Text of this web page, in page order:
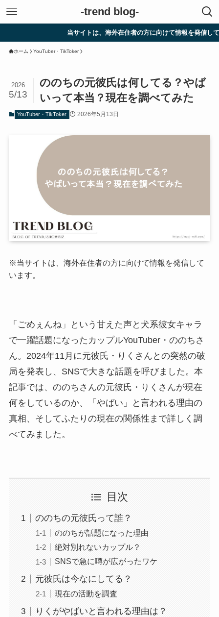
-trend blog-
当サイトは、海外在住者の方に向けて情報を発信しています。
ホーム YouTuber・TikToker
ののちの元彼氏は何してる？やば
いって本当？現在を調べてみた
2026
5/13
YouTuber・TikToker 2026年5月13日
※当サイトは、海外在住者の方に向けて情報を発信して
います。
「ごめぇんね」という甘えた声と犬系彼女キャラ
で一躍話題になったカップルYouTuber・ののちさ
ん。2024年11月に元彼氏・りくさんとの突然の破
局を発表し、SNSで大きな話題を呼びました。本
記事では、ののちさんの元彼氏・りくさんが現在
何をしているのか、「やばい」と言われる理由の
真相、そしてふたりの現在の関係性まで詳しく調
べてみました。
目次
ののちの元彼氏って誰？
ののちが話題になった理由
絶対別れないカップル？
SNSで急に噂が広がったワケ
元彼氏は今なにしてる？
現在の活動を調査
りくがやばいと言われる理由は？